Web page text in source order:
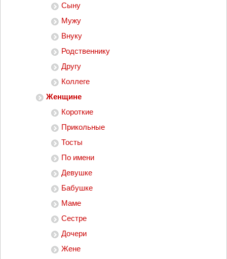
Сыну
Мужу
Внуку
Родственнику
Другу
Коллеге
Женщине
Короткие
Прикольные
Тосты
По имени
Девушке
Бабушке
Маме
Сестре
Дочери
Жене